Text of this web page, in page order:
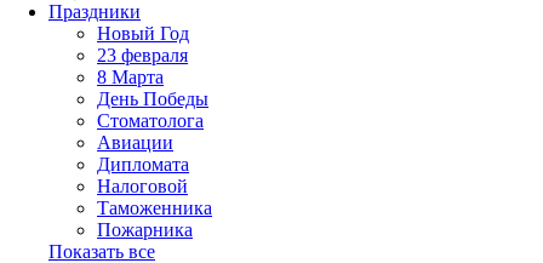
Праздники
Новый Год
23 февраля
8 Марта
День Победы
Cтоматолога
Авиации
Дипломата
Налоговой
Таможенника
Пожарника
Показать все